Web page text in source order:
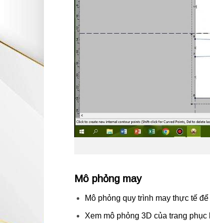
Mô phỏng may
Mô phỏng quy trình may thực tế
Xem mô phỏng 3D của trang phục